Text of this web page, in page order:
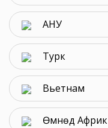
АНУ
Турк
Вьетнам
Өмнөд Африк